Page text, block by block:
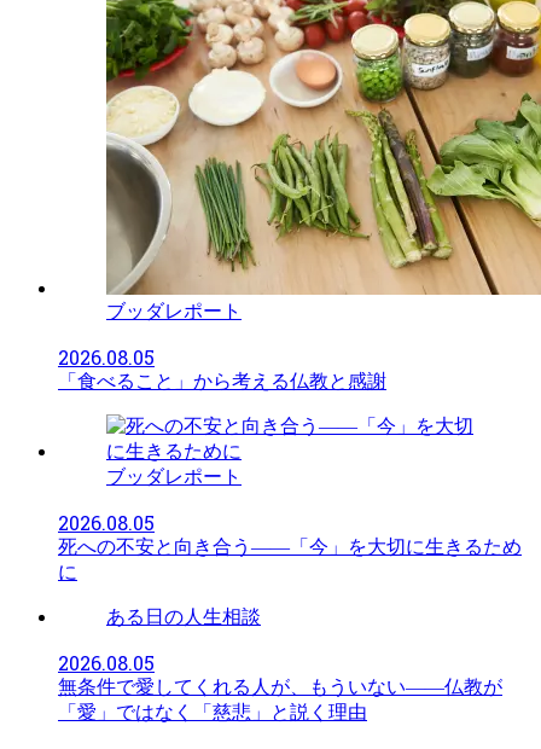
ブッダレポート
2026.08.05
「食べること」から考える仏教と感謝
ブッダレポート
2026.08.05
死への不安と向き合う――「今」を大切に生きるため
に
ある日の人生相談
2026.08.05
無条件で愛してくれる人が、もういない——仏教が
「愛」ではなく「慈悲」と説く理由